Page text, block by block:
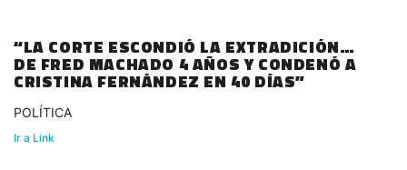
“LA CORTE ESCONDIÓ LA EXTRADICIÓN
DE FRED MACHADO 4 AÑOS Y CONDENÓ A
CRISTINA FERNÁNDEZ EN 40 DÍAS”
POLÍTICA
Ir a Link